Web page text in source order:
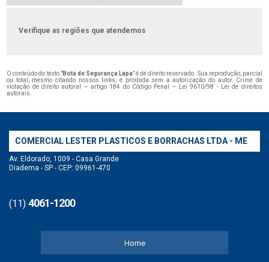
Verifique as regiões que atendemos
O conteúdo do texto "Bota de Segurança Lapa" é de direito reservado. Sua reprodução, parcial
ou total, mesmo citando nossos links, é proibida sem a autorização do autor. Crime de
violação de direito autoral – artigo 184 do Código Penal –
Lei 9610/98 - Lei de direitos
autorais
COMERCIAL LESTER PLASTICOS E BORRACHAS LTDA - ME
Av. Eldorado, 1009 - Casa Grande
Diadema - SP - CEP: 09961-470
(11) 4061-1200
Home